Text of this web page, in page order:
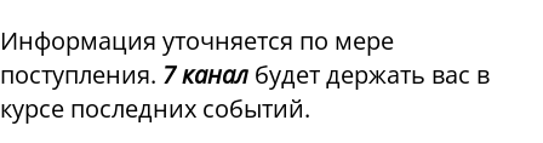
Информация уточняется по мере
поступления. 7 канал будет держать вас в
курсе последних событий.